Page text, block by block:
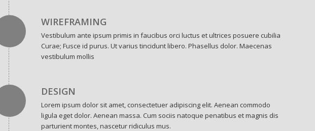
WIREFRAMING
Vestibulum ante ipsum primis in faucibus orci luctus et ultrices posuere cubilia
Curae; Fusce id purus. Ut varius tincidunt libero. Phasellus dolor. Maecenas
vestibulum mollis
DESIGN
Lorem ipsum dolor sit amet, consectetuer adipiscing elit. Aenean commodo
ligula eget dolor. Aenean massa. Cum sociis natoque penatibus et magnis dis
parturient montes, nascetur ridiculus mus.